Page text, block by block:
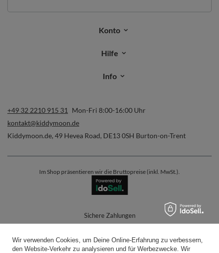
Konto
Hilfe
Info
+49 32 2210 915 31
Mon-Fri 8:00-16:00 Uhr
kontakt@kiddymoon.de
Kiddymoon.de, 49 Hevea Road, DE13 0SH Burton-on-Trent
Im Shop präsentieren wir die Bruttopreise (inkl. MwSt.).
Sichere Zahlungen
Wir verwenden Cookies, um Deine Online-Erfahrung zu verbessern,
den Website-Verkehr zu analysieren und für Werbezwecke. Wir